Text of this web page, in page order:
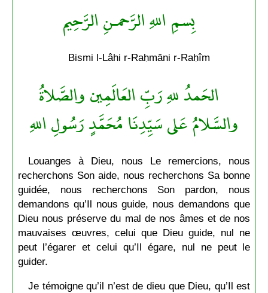
بِسمِ اللهِ الرَّحمـنِ الرَّحِيم
Bismi l-Lâhi r-Raḥmāni r-Raḥîm
الحَمدُ للهِ رَبِّ العَالَمِين والصَّلاةُ
والسَّلامُ عَلى سَيِّدِنَا مُحَمَّدٍ رَسُولِ اللهِ
Louanges à Dieu, nous Le remercions, nous
recherchons Son aide, nous recherchons Sa bonne
guidée, nous recherchons Son pardon, nous
demandons qu’Il nous guide, nous demandons que
Dieu nous préserve du mal de nos âmes et de nos
mauvaises œuvres, celui que Dieu guide, nul ne
peut l’égarer et celui qu’Il égare, nul ne peut le
guider.
Je témoigne qu’il n’est de dieu que Dieu, qu’Il est